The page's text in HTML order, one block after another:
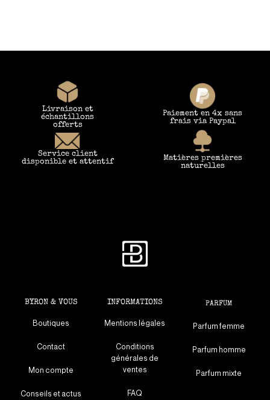
Livraison et
échantillons
offerts
Paiement en 4x sans
frais via Paypal
Service client
disponible et attentif Matières premières
naturelles
BYRON & VOUS
Boutiques
Contact
Mon compte
Conseils et actus
INFORMATIONS
Mentions légales
Conditions
générales de
ventes
FAQ
PARFUM
Parfum femme
Parfum homme
Parfum mixte